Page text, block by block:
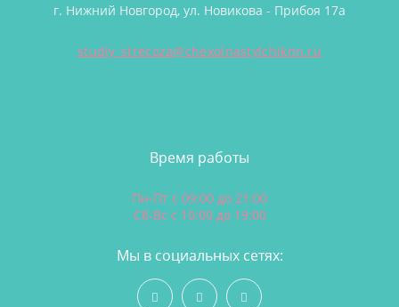
г. Нижний Новгород, ул. Новикова - Прибоя 17а
studiy_strecoza@chexolnastylchiknn.ru
Время работы
Пн-Пт с 09:00 до 21:00
Сб-Вс с 10:00 до 19:00
Мы в социальных сетях: